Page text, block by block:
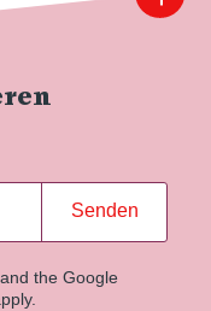
Senden
the Google